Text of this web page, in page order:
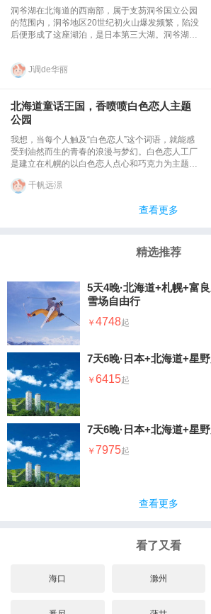
洞爷湖在北海道的西南部，属于支芴洞爷国立公园
的范围内，洞爷地区20世纪初火山爆发频繁，陷没
后便形成了这座湖泊，是日本第三大湖。洞爷湖附
是北海道为数不多的温泉胜地。洞爷湖汤泉为北海
闹的汤泉街。到洞爷除了可以游火山、欣赏湖景、
泡温泉，也可以乘船到洞爷湖中央的岛屿漫步。在
秀。
J调de华丽
北海道童话王国，香喷喷白色恋人主题
公园
我想，当每个人触及“白色恋人”这个词语，就能感
受到油然而生的青春的浪漫与梦幻。白色恋人工厂
是建立在札幌的以白色恋人点心和巧克力为主题的
主题乐园兼工厂，领导者决定让顾客们全方位了解
美味的白色恋人严谨的制作过程。更想让每个有童
童年感觉。 白色恋人工厂其实并不像传说中那么好
传来的巧克力和牛奶的香气，随后跟着香喷喷的味
道找到了很大的一栋带有庭院的欧式建筑，这是一
的梦幻城堡。
千帆远澋
查看更多
精选推荐
5天4晚·北海道+札幌+富
雪场自由行
4748
7天6晚·日本+北海道+星
6415
7天6晚·日本+北海道+星
7975
查看更多
看了又看
海口 滁州